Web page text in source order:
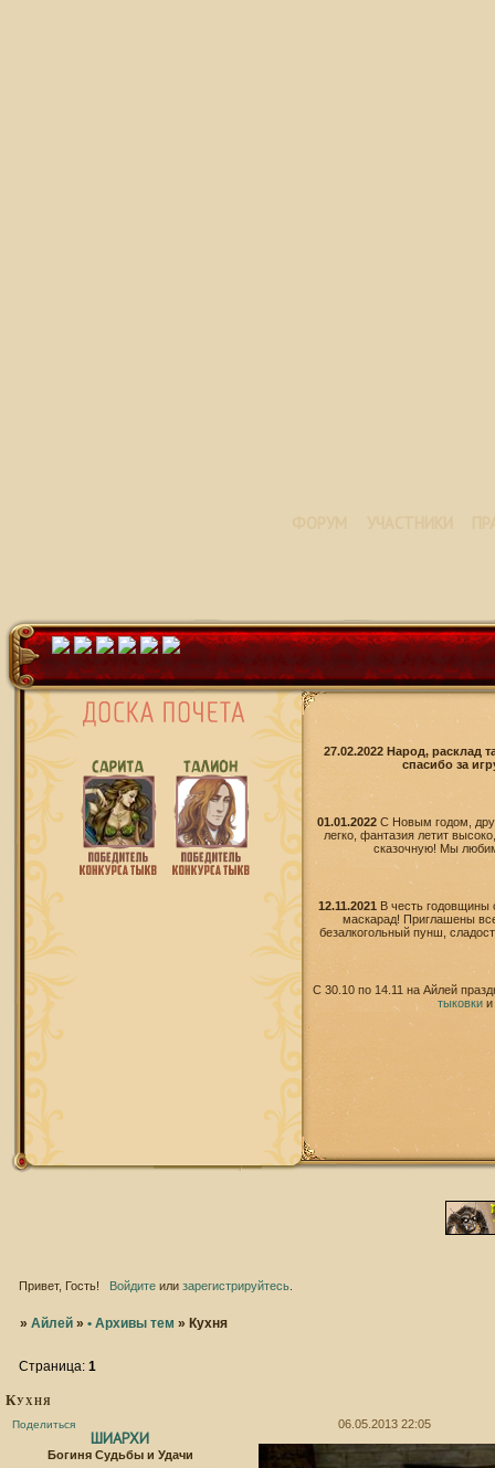
27.02.2022 Народ, расклад
спасибо за
01.01.2022 С Новым годом,
легко, фантазия летит
сказочную! Мы
12.11.2021
В честь годовщины
маскарад! Приглашены
безалкогольный пунш,
С 30.10 по 14.11 на Айлей
тыковкии
Привет, Гость! Войдитеили зарегистрируйтесь.
»Айлей »• Архивы тем » Кухня
Кухня
Страница:1
Поделиться 06.05.2013 22:05
ШИАРХИ
Богиня Судьбы и Удачи